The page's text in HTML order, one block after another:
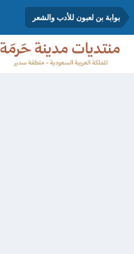
بوابة بن لعبون للأدب والشعر